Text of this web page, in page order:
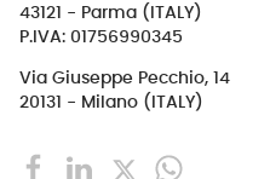
43121 - Parma (ITALY)
P.IVA: 01756990345
Via Giuseppe Pecchio, 14
20131 - Milano (ITALY)